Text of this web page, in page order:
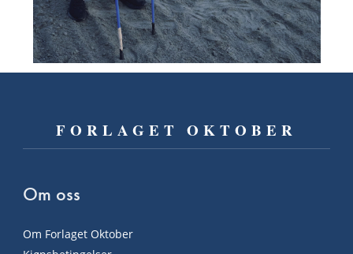
FORLAGET OKTOBER
Om oss
Om Forlaget Oktober